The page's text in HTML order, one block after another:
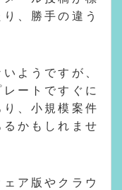
、勝手の違う
ようですが、
ートですぐに
、小規模案件
かもしれませ
ア版やクラウ